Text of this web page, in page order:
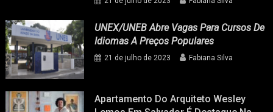
UNEX/UNEB Abre Vagas Para Cursos De
Idiomas A Preços Populares
21 de julho de 2023 Fabiana Silva
Apartamento Do Arquiteto Wesley